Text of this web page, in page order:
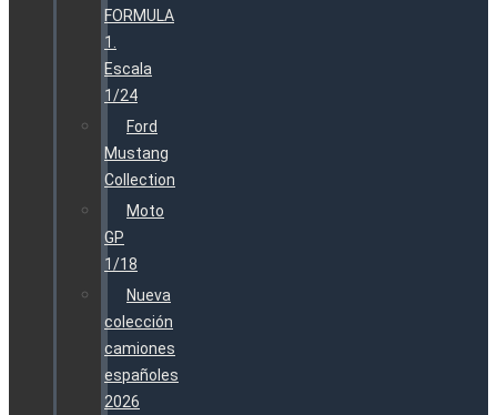
FORMULA
1.
Escala
1/24
Ford
Mustang
Collection
Moto
GP
1/18
Nueva
colección
camiones
españoles
2026